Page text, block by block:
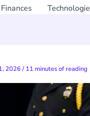
Finances Technologie
2026/ 11 minutes of reading